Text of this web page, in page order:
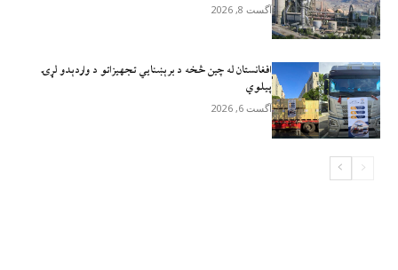
آگست 8, 2026
افغانستان له چين څخه د برېښنايي تجهيزاتو د واردېدو لړۍ
پيلوي
آگست 6, 2026